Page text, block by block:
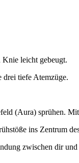
Knie leicht gebeugt.
drei tiefe Atemzüge.
(Aura) sprühen.
ins Zentrum
zwischen dir